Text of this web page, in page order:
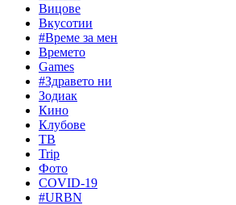
Вицове
Вкусотии
#Време за мен
Времето
Games
#Здравето ни
Зодиак
Кино
Клубове
ТВ
Trip
Фото
COVID-19
#URBN